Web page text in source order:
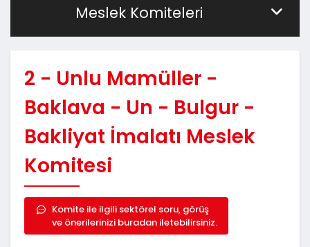
Meslek Komiteleri
2 - Unlu Mamüller -
Baklava - Un - Bulgur -
Bakliyat İmalatı Meslek
Komitesi
Komite ile ilgili sektörel soru, görüş
ve önerilerinizi buradan iletebilirsiniz.